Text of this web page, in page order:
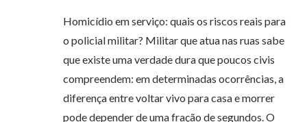
Homicídio em serviço: quais os riscos reais para
o policial militar? Militar que atua nas ruas sabe
que existe uma verdade dura que poucos civis
compreendem: em determinadas ocorrências, a
diferença entre voltar vivo para casa e morrer
pode depender de uma fração de segundos. O